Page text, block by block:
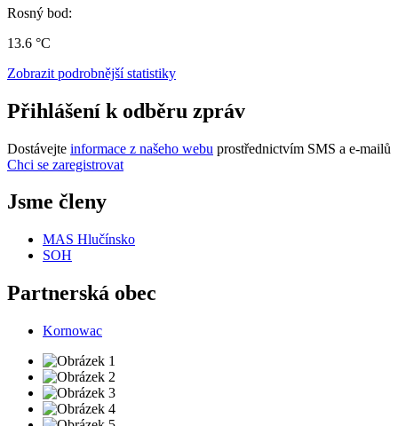
Rosný bod:
13.6 °C
Zobrazit podrobnější statistiky
Přihlášení k odběru zpráv
Dostávejte informace z našeho webu prostřednictvím SMS a e-mailů
Chci se zaregistrovat
Jsme členy
MAS Hlučínsko
SOH
Partnerská obec
Kornowac